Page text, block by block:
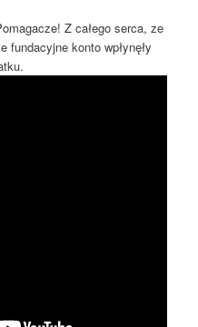
Z całego serca, ze
konto wpłynęły